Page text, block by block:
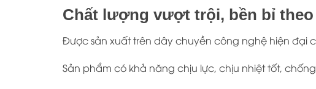
Chất lượng vượt trội, bền bỉ
Được sản xuất trên dây chuyền công nghệ hiện đại
Sản phẩm có khả năng chịu lực, chịu nhiệt tốt,